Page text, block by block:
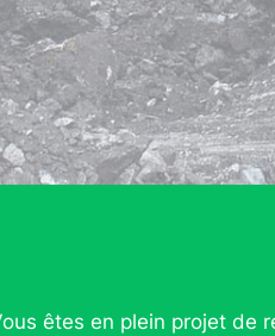
êtes en plein projet de